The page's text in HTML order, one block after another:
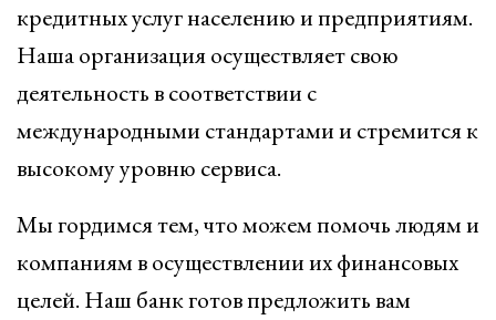
кредитных услуг населению и предприятиям.
Наша организация осуществляет свою
деятельность в соответствии с
международными стандартами и стремится к
высокому уровню сервиса.
Мы гордимся тем, что можем помочь людям и
компаниям в осуществлении их финансовых
целей. Наш банк готов предложить вам